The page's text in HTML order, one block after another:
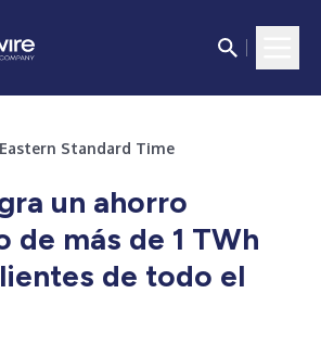
Eastern Standard Time
un ahorro
de más de 1 TWh
de todo el